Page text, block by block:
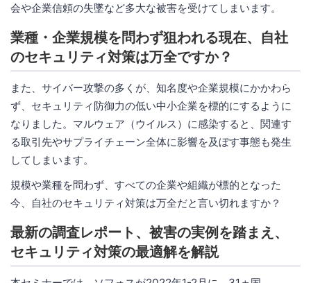
会や企業信頼の失墜など多大な被害を受けてしまいます。
業種・企業規模を問わず狙われる現在、自社
のセキュリティ対策は万全ですか？
また、サイバー攻撃の多くが、知名度や企業規模にかかわら
ず、セキュリティ防御力の低い中小企業を標的にするように
なりました。マルウェア（ウイルス）に感染すると、関連す
る取引先やサプライチェーン全体に影響を及ぼす事態も発生
してしまいます。
規模や業種を問わず、すべての企業や組織が標的となった
今、自社のセキュリティ対策は万全だと言い切れますか？
最新の調査レポート、被害の実例を踏まえ、
セキュリティ対策の最適解を解説